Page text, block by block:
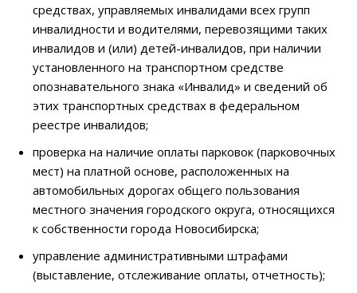
средствах, управляемых инвалидами всех групп
инвалидности и водителями, перевозящими таких
инвалидов и (или) детей-инвалидов, при наличии
установленного на транспортном средстве
опознавательного знака «Инвалид» и сведений об
этих транспортных средствах в федеральном
реестре инвалидов;
проверка на наличие оплаты парковок (парковочных
мест) на платной основе, расположенных на
автомобильных дорогах общего пользования
местного значения городского округа, относящихся
к собственности города Новосибирска;
управление административными штрафами
(выставление, отслеживание оплаты, отчетность);